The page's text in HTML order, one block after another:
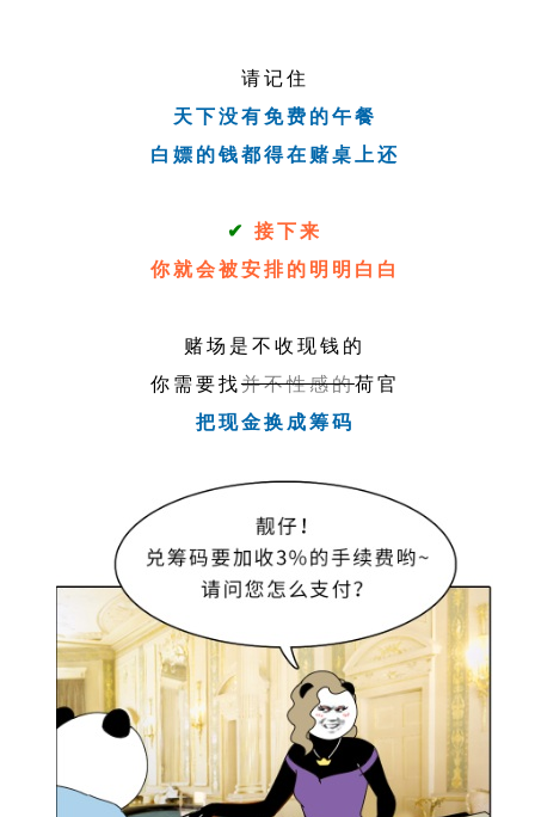
请记住
天下没有免费的午餐
白嫖的钱都得在赌桌上还
✔ 接下来
你就会被安排的明明白白
赌场是不收现钱的
你需要找并不性感的荷官
把现金换成筹码